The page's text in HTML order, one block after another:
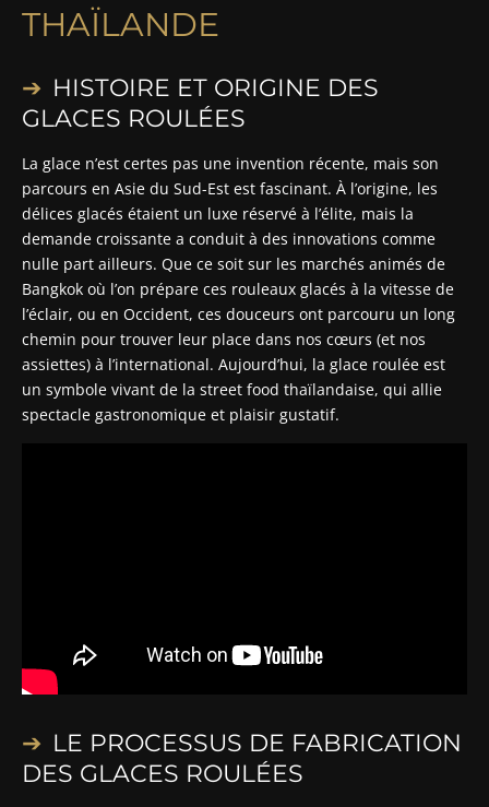
THAÏLANDE
HISTOIRE ET ORIGINE DES
GLACES ROULÉES
La glace n’est certes pas une invention récente, mais son
parcours en Asie du Sud-Est est fascinant. À l’origine, les
délices glacés étaient un luxe réservé à l’élite, mais la
demande croissante a conduit à des innovations comme
nulle part ailleurs. Que ce soit sur les marchés animés de
Bangkok où l’on prépare ces rouleaux glacés à la vitesse de
l’éclair, ou en Occident, ces douceurs ont parcouru un long
chemin pour trouver leur place dans nos cœurs (et nos
assiettes) à l’international. Aujourd’hui, la glace roulée est
un symbole vivant de la street food thaïlandaise, qui allie
spectacle gastronomique et plaisir gustatif.
LE PROCESSUS DE FABRICATION
DES GLACES ROULÉES